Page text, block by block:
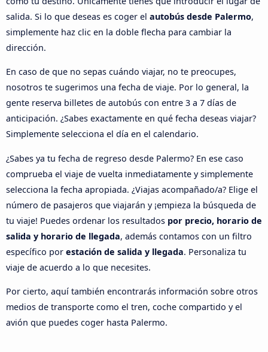
salida. Si lo que deseas es coger el autobús desde Palermo,
simplemente haz clic en la doble flecha para cambiar la
dirección.
En caso de que no sepas cuándo viajar, no te preocupes,
nosotros te sugerimos una fecha de viaje. Por lo general, la
gente reserva billetes de autobús con entre 3 a 7 días de
anticipación. ¿Sabes exactamente en qué fecha deseas viajar?
Simplemente selecciona el día en el calendario.
¿Sabes ya tu fecha de regreso desde Palermo? En ese caso
comprueba el viaje de vuelta inmediatamente y simplemente
selecciona la fecha apropiada. ¿Viajas acompañado/a? Elige el
número de pasajeros que viajarán y ¡empieza la búsqueda de
tu viaje! Puedes ordenar los resultados por precio, horario de
salida y horario de llegada, además contamos con un filtro
específico por estación de salida y llegada. Personaliza tu
viaje de acuerdo a lo que necesites.
Por cierto, aquí también encontrarás información sobre otros
medios de transporte como el tren, coche compartido y el
avión que puedes coger hasta Palermo.